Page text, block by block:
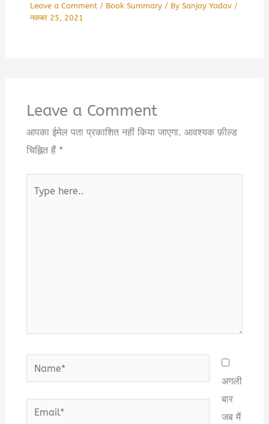
Leave a Comment / Book Summary/ By Sanjay Yadav /
नवम्बर 25, 2021
Leave a Comment
आपका ईमेल पता प्रकाशित नहीं किया जाएगा. आवश्यक फ़ील्ड
चिह्नित हैं *
here..
Name*
Email*
अगली
बार
जब मैं